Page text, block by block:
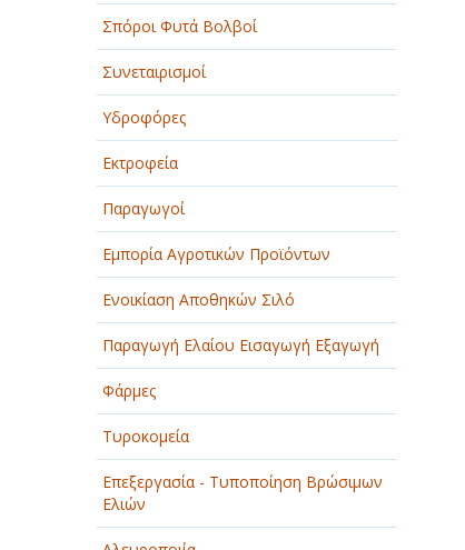
Σπόροι Φυτά Βολβοί
Συνεταιρισμοί
Υδροφόρες
Εκτροφεία
Παραγωγοί
Εμπορία Αγροτικών Προϊόντων
Ενοικίαση Αποθηκών Σιλό
Παραγωγή Ελαίου Εισαγωγή Εξαγωγή
Φάρμες
Τυροκομεία
Επεξεργασία - Τυποποίηση Βρώσιμων
Ελιών